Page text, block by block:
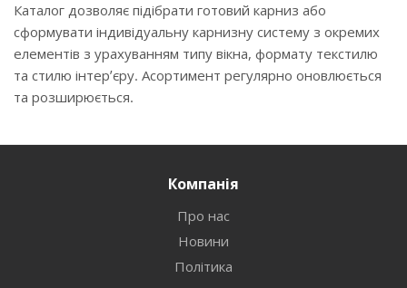
Каталог дозволяє підібрати готовий карниз або
сформувати індивідуальну карнизну систему з окремих
елементів з урахуванням типу вікна, формату текстилю
та стилю інтер’єру. Асортимент регулярно оновлюється
та розширюється.
Компанія
Про нас
Новини
Політика